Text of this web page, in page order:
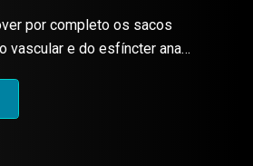
por completo os sacos
vascular e do esfíncter anal